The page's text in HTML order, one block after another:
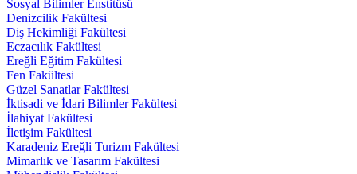
Sosyal Bilimler Enstitüsü
Denizcilik Fakültesi
Diş Hekimliği Fakültesi
Eczacılık Fakültesi
Ereğli Eğitim Fakültesi
Fen Fakültesi
Güzel Sanatlar Fakültesi
İktisadi ve İdari Bilimler Fakültesi
İlahiyat Fakültesi
İletişim Fakültesi
Karadeniz Ereğli Turizm Fakültesi
Mimarlık ve Tasarım Fakültesi